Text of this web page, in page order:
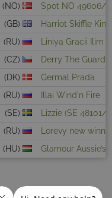
(NO)
Spot NO 49606/
(GB)
Harriot Skiffle King
(RU)
Liniya Gracii Ilim
(CZ)
Derry The
(DK)
Germal Prada
(RU)
Illai Wind'n Fire
(SE)
Lizzie (SE 48101/
(RU)
Lorevy new
(HU) Glamour